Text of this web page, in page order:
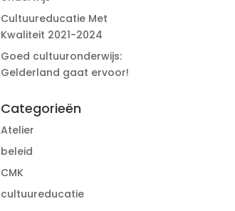
Cultuureducatie Met
Kwaliteit 2021-2024
Goed cultuuronderwijs:
Gelderland gaat ervoor!
Categorieën
Atelier
beleid
CMK
cultuureducatie